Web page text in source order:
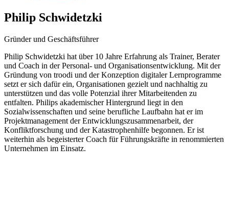
Philip Schwidetzki
Gründer und Geschäftsführer
Philip Schwidetzki hat über 10 Jahre Erfahrung als Trainer, Berater
und Coach in der Personal- und Organisationsentwicklung. Mit der
Gründung von troodi und der Konzeption digitaler Lernprogramme
setzt er sich dafür ein, Organisationen gezielt und nachhaltig zu
unterstützen und das volle Potenzial ihrer Mitarbeitenden zu
entfalten. Philips akademischer Hintergrund liegt in den
Sozialwissenschaften und seine berufliche Laufbahn hat er im
Projektmanagement der Entwicklungszusammenarbeit, der
Konfliktforschung und der Katastrophenhilfe begonnen. Er ist
weiterhin als begeisterter Coach für Führungskräfte in renommierten
Unternehmen im Einsatz.